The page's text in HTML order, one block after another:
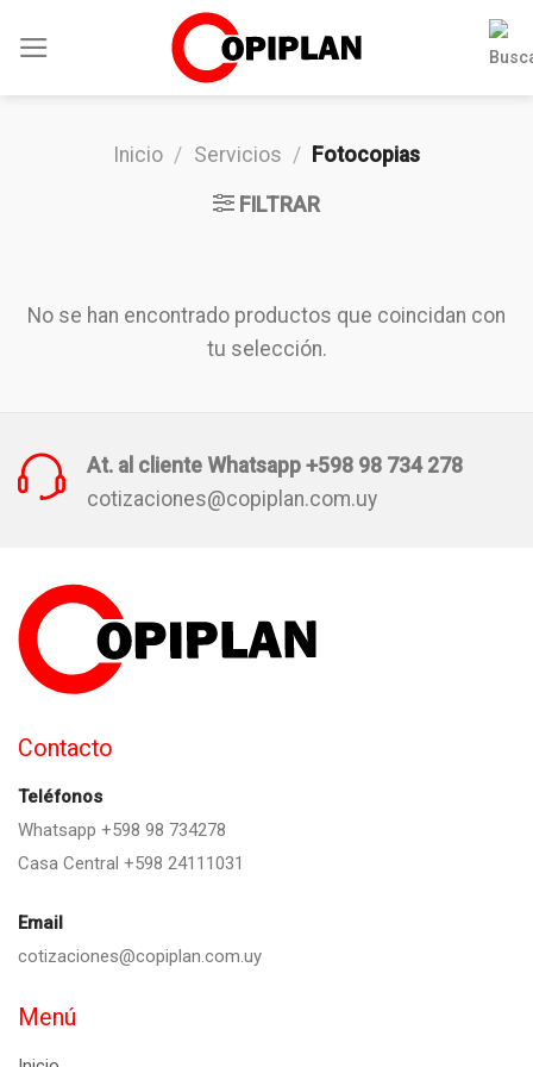
Inicio / Servicios / Fotocopias
FILTRAR
No se han encontrado productos que coincidan con
tu selección.
At. al cliente Whatsapp +598 98 734 278
cotizaciones@copiplan.com.uy
Contacto
Teléfonos
Whatsapp +598 98 734278
Casa Central +598 24111031
Email
cotizaciones@copiplan.com.uy
Menú